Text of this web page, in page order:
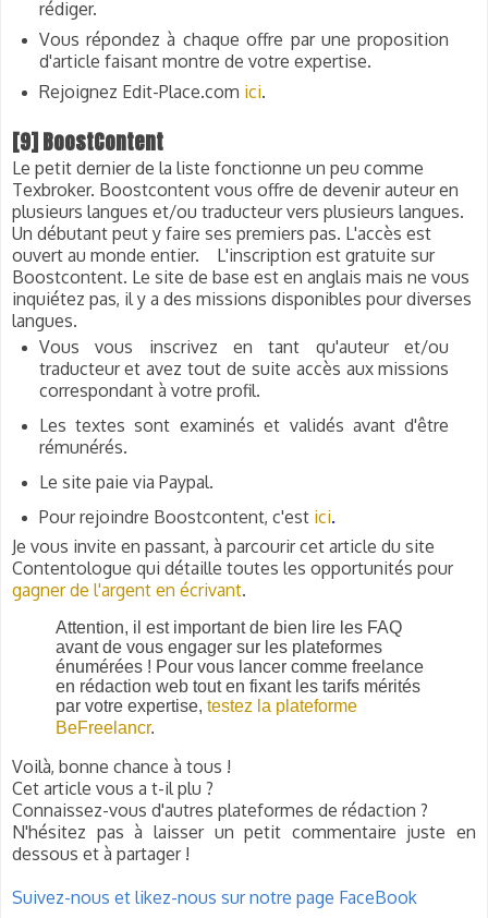
rédiger.
Vous répondez à chaque offre par une proposition
d'article faisant montre de votre expertise.
Rejoignez Edit-Place.com ici.
[9] BoostContent
Le petit dernier de la liste fonctionne un peu comme
Texbroker. Boostcontent vous offre de devenir auteur en
plusieurs langues et/ou traducteur vers plusieurs langues.
Un débutant peut y faire ses premiers pas. L'accès est
ouvert au monde entier. L'inscription est gratuite sur
Boostcontent. Le site de base est en anglais mais ne vous
inquiétez pas, il y a des missions disponibles pour diverses
langues.
Vous vous inscrivez en tant qu'auteur et/ou
traducteur et avez tout de suite accès aux missions
correspondant à votre profil.
Les textes sont examinés et validés avant d'être
rémunérés.
Le site paie via Paypal.
Pour rejoindre Boostcontent, c'est ici.
Je vous invite en passant, à parcourir cet article du site
Contentologue qui détaille toutes les opportunités pour
gagner de l'argent en écrivant.
Attention, il est important de bien lire les FAQ
avant de vous engager sur les plateformes
énumérées ! Pour vous lancer comme freelance
en rédaction web tout en fixant les tarifs mérités
par votre expertise, testez la plateforme
BeFreelancr.
Voilà, bonne chance à tous !
Cet article vous a t-il plu ?
Connaissez-vous d'autres plateformes de rédaction ?
N'hésitez pas à laisser un petit commentaire juste en
dessous et à partager !
Suivez-nous et likez-nous sur notre page FaceBook